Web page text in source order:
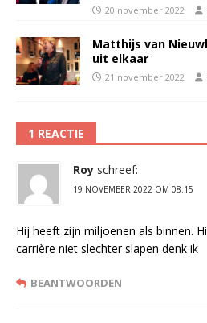
20 november 2022
Matthijs van
uit elkaar
21 november 2022
1 REACTIE
Roy schreef:
19 NOVEMBER 2022 OM 08:15
Hij heeft zijn miljoenen als binnen.
carrière niet slechter slapen denk ik
BEANTWOORDEN